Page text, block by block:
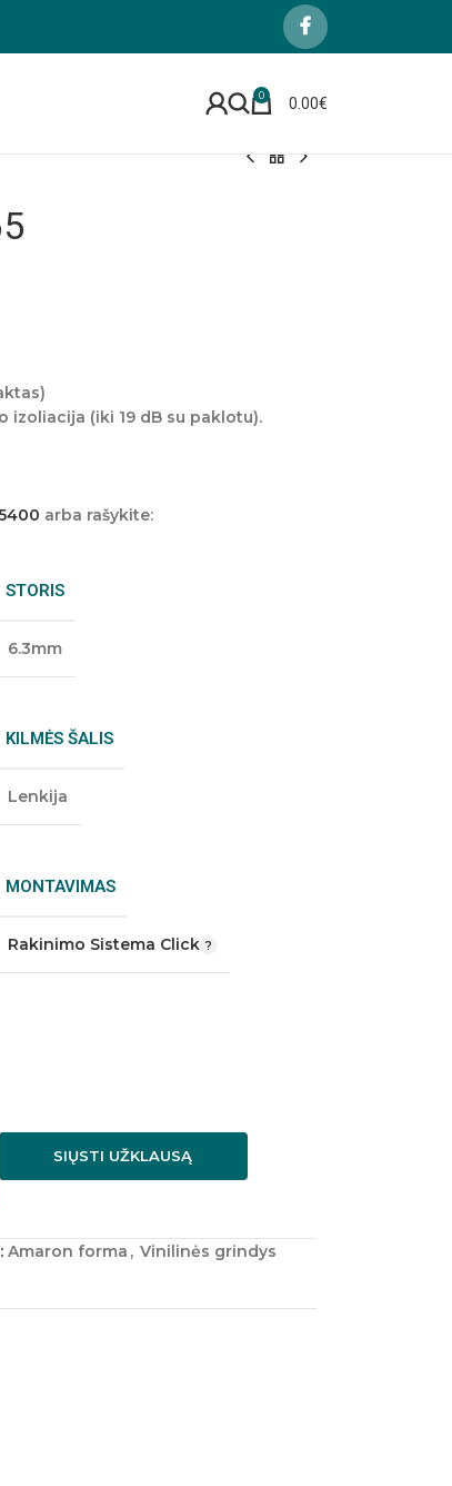
0 0.00€
izoliacija (iki 19 dB su paklotu).
arba rašykite:
STORIS
6.3mm
KILMĖS ŠALIS
Lenkija
MONTAVIMAS
Rakinimo Sistema Click
SIŲSTI UŽKLAUSĄ
Amaron forma , Vinilinės grindys